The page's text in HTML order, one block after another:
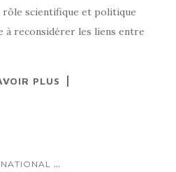
rôle scientifique et politique
à reconsidérer les liens entre
PLUS
...